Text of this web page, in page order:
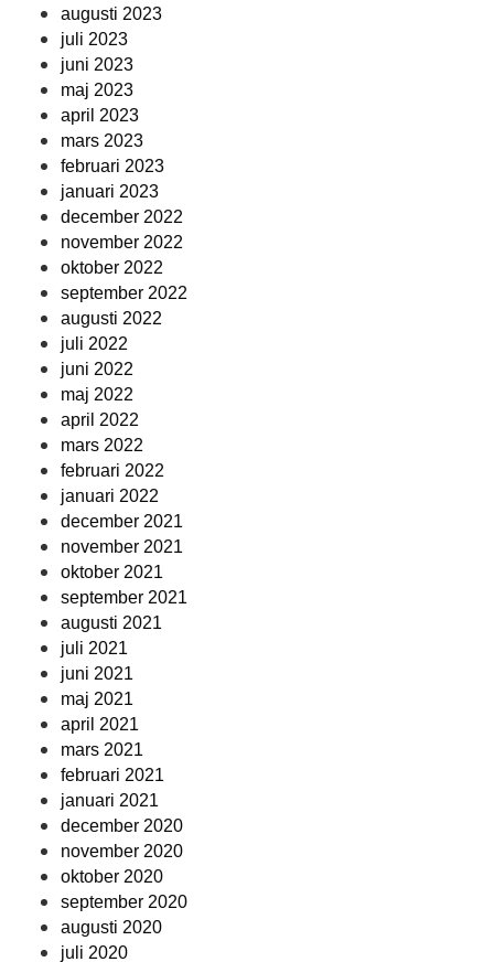
augusti 2023
juli 2023
juni 2023
maj 2023
april 2023
mars 2023
februari 2023
januari 2023
december 2022
november 2022
oktober 2022
september 2022
augusti 2022
juli 2022
juni 2022
maj 2022
april 2022
mars 2022
februari 2022
januari 2022
december 2021
november 2021
oktober 2021
september 2021
augusti 2021
juli 2021
juni 2021
maj 2021
april 2021
mars 2021
februari 2021
januari 2021
december 2020
november 2020
oktober 2020
september 2020
augusti 2020
juli 2020